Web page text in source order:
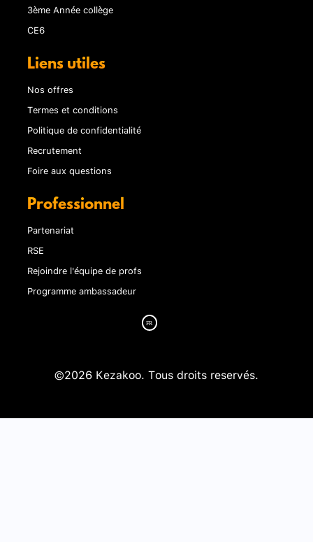
3ème Année collège
CE6
Liens utiles
Nos offres
Termes et conditions
Politique de confidentialité
Recrutement
Foire aux questions
Professionnel
Partenariat
RSE
Rejoindre l'équipe de profs
Programme ambassadeur
©2026 Kezakoo. Tous droits reservés.